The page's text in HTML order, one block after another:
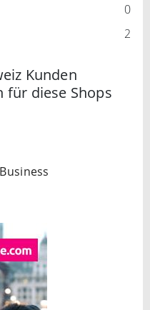
0
2
Kunden
für diese Shops